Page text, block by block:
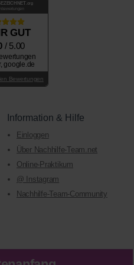
.org
GUT
/ 5.00
google.de
Bewertungen
Information & Hilfe
Einloggen
Über Nachhilfe-Team.net
Online-Praktikum
@ Instagram
Nachhilfe-Team-Community